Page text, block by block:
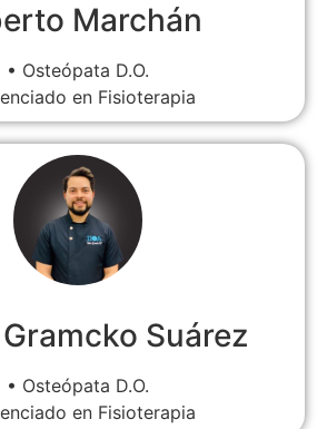
Marchán
• Osteópata D.O.
en Fisioterapia
Suárez
• Osteópata D.O.
en Fisioterapia